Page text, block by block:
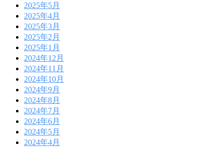
2025年5月
2025年4月
2025年3月
2025年2月
2025年1月
2024年12月
2024年11月
2024年10月
2024年9月
2024年8月
2024年7月
2024年6月
2024年5月
2024年4月